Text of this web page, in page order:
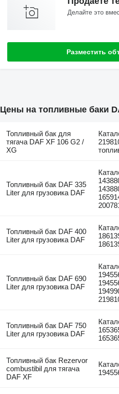
Делайте это
Разместить
Цены на топливные баки
Топливный бак для
тягача DAF XF 106 G2 /
XG
Топливный бак DAF 335
Liter для грузовика DAF
Топливный бак DAF 400
Liter для грузовика DAF
Топливный бак DAF 690
Liter для грузовика DAF
Топливный бак DAF 750
Liter для грузовика DAF
Топливный бак Rezervor
combustibil для тягача
DAF XF